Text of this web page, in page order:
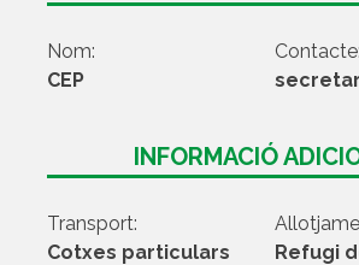
Nom:
CEP
Contacte:
INFORMACIÓ
Transport:
Cotxes particulars
Refugi